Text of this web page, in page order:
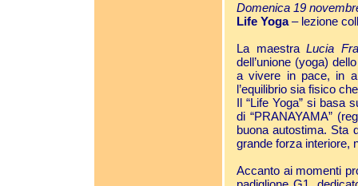
Domenica 19
Life Yoga– lezione
La maestraLucia
dell’unione (yoga)
a vivere in pace, in
l’equilibrio sia fisico
Il “Life Yoga” si basa
di “PRANAYAMA”
buona autostima. Sta
grande forza interiore,
Accanto ai momenti